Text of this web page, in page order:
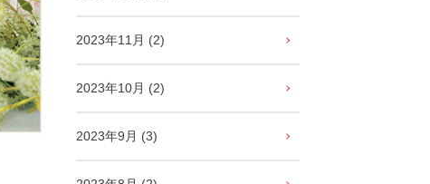
2023年11月 (2)
2023年10月 (2)
2023年9月 (3)